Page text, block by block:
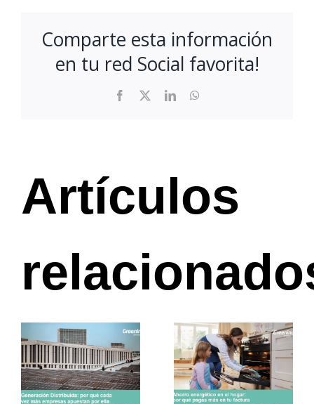
Comparte esta información
en tu red Social favorita!
Facebook LinkedIn
Artículos